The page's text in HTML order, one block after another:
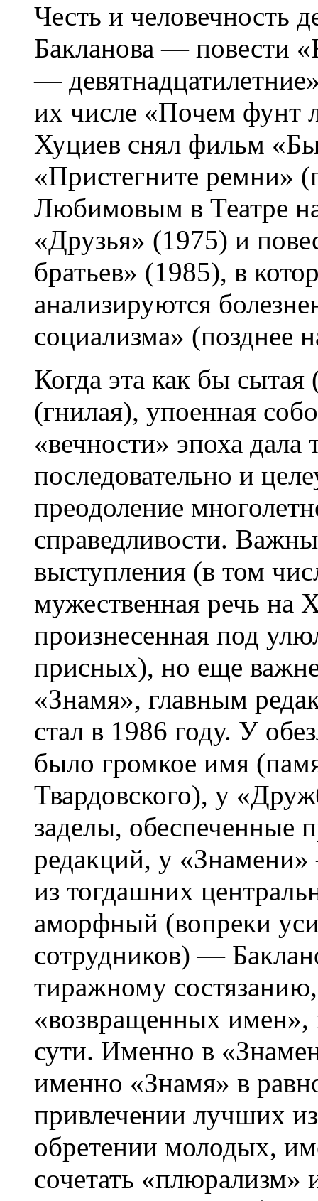
Честь и человечность
Бакланова — повести
—
их числе «Почем фунт
Хуциев снял фильм
«Пристегните ремни»
Любимовым в Театре
«Друзья» (1975) и
братьев» (1985), в
анализируются
социализма» (позднее
Когда эта как бы сытая
(гнилая), упоенная
«вечности» эпоха дала
последовательно и
преодоление
справедливости.
выступления (в том
мужественная речь на
произнесенная под
присных), но еще
«Знамя», главным
стал в 1986 году. У
было громкое имя
Твардовского), у
заделы, обеспеченные
редакций, у
из тогдашних
аморфный (вопреки
сотрудников) —
тиражному
«возвращенных
сути. Именно в
именно «Знамя» в
привлечении лучших
обретении молодых,
сочетать